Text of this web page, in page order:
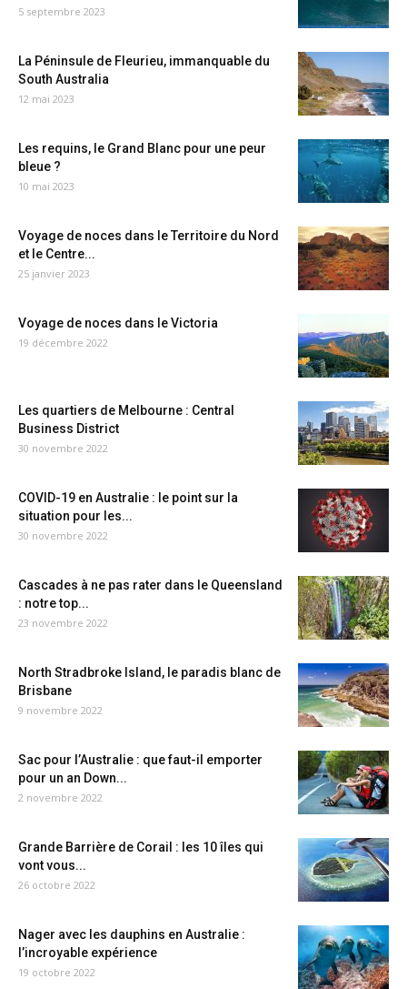
5 septembre 2023
La Péninsule de Fleurieu, immanquable du
South Australia
12 mai 2023
Les requins, le Grand Blanc pour une peur
bleue ?
10 mai 2023
Voyage de noces dans le Territoire du Nord
et le Centre...
25 janvier 2023
Voyage de noces dans le Victoria
19 décembre 2022
Les quartiers de Melbourne : Central
Business District
30 novembre 2022
COVID-19 en Australie : le point sur la
situation pour les...
30 novembre 2022
Cascades à ne pas rater dans le Queensland
: notre top...
23 novembre 2022
North Stradbroke Island, le paradis blanc de
Brisbane
9 novembre 2022
Sac pour l’Australie : que faut-il emporter
pour un an Down...
2 novembre 2022
Grande Barrière de Corail : les 10 îles qui
vont vous...
26 octobre 2022
Nager avec les dauphins en Australie :
l’incroyable expérience
19 octobre 2022